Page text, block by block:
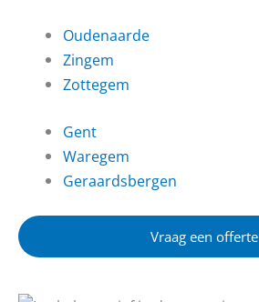
Oudenaarde
Zingem
Zottegem
Gent
Waregem
Geraardsbergen
Vraag een offerte